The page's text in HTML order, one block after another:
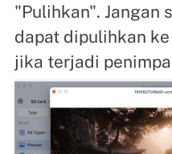
"Pulihkan". Jangan
dapat dipulihkan
jika terjadi